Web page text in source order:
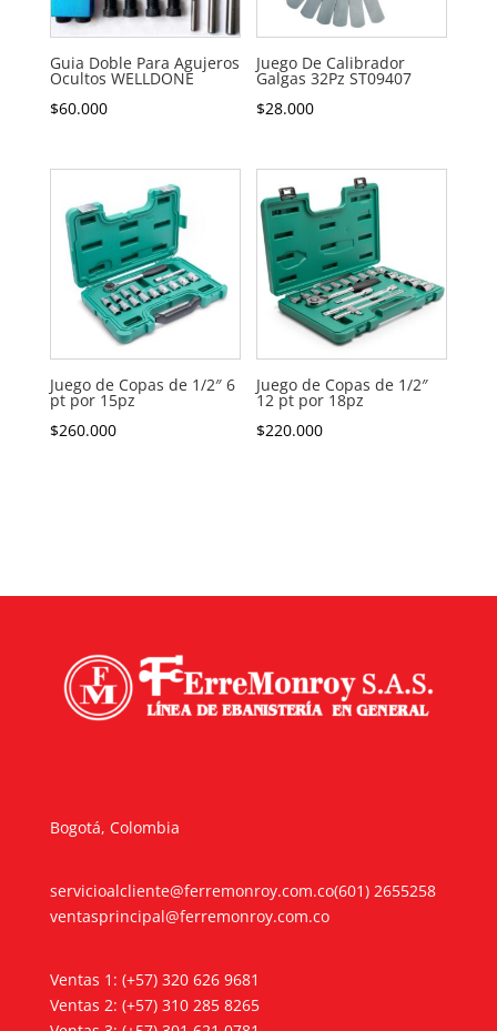
Guia Doble Para Agujeros
Ocultos WELLDONE
$60.000
Juego De Calibrador
Galgas 32Pz ST09407
$28.000
Juego de Copas de 1/2″ 6
pt por 15pz
$260.000
Juego de Copas de 1/2″
12 pt por 18pz
$220.000
Bogotá, Colombia
servicioalcliente@ferremonroy.com.co
ventasprincipal@ferremonroy.com.co
(601) 2655258
Ventas 1: (+57) 320 626 9681
Ventas 2: (+57) 310 285 8265